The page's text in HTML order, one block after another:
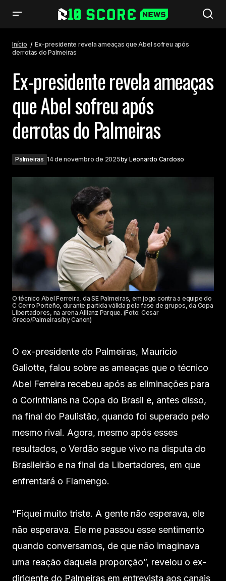
Palmeiras
Início
Ex-presidente revela ameaças que Abel sofreu após
derrotas do Palmeiras
Ex-presidente revela ameaças
que Abel sofreu após
derrotas do Palmeiras
Palmeiras 14 de novembro de 2025by Leonardo Cardoso
O técnico Abel Ferreira, da SE Palmeiras, em jogo contra a equipe do
C Cerro Porteño, durante partida válida pela fase de grupos, da Copa
Libertadores, na arena Allianz Parque. (Foto: Cesar
Greco/Palmeiras/by Canon)
O ex-presidente do Palmeiras, Mauricio
Galiotte, falou sobre as ameaças que o técnico
Abel Ferreira recebeu após as eliminações para
o Corinthians na Copa do Brasil e, antes disso,
na final do Paulistão, quando foi superado pelo
mesmo rival. Agora, mesmo após esses
resultados, o Verdão segue vivo na disputa do
Brasileirão e na final da Libertadores, em que
enfrentará o Flamengo.
“Fiquei muito triste. A gente não esperava, ele
não esperava. Ele me passou esse sentimento
quando conversamos, de que não imaginava
uma reação daquela proporção”, revelou o ex-
dirigente do Palmeiras em entrevista aos canais